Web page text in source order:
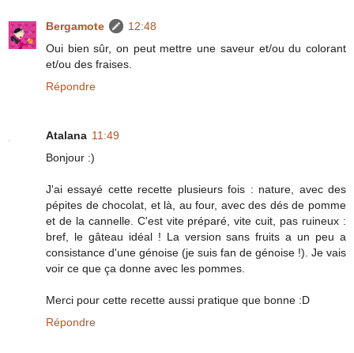
Bergamote
12:48
Oui bien sûr, on peut mettre une saveur et/ou du colorant
et/ou des fraises.
Répondre
Atalana 11:49
Bonjour :)
J'ai essayé cette recette plusieurs fois : nature, avec des
pépites de chocolat, et là, au four, avec des dés de pomme
et de la cannelle. C'est vite préparé, vite cuit, pas ruineux :
bref, le gâteau idéal ! La version sans fruits a un peu a
consistance d'une génoise (je suis fan de génoise !). Je vais
voir ce que ça donne avec les pommes.
Merci pour cette recette aussi pratique que bonne :D
Répondre